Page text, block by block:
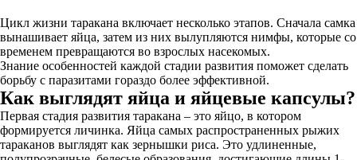
Цикл жизни таракана включает несколько этапов. Сначала самка
вынашивает яйца, затем из них вылупляются нимфы, которые со
временем превращаются во взрослых насекомых.
Знание особенностей каждой стадии развития поможет сделать
борьбу с паразитами гораздо более эффективной.
Как выглядят яйца и яйцевые капсулы?
Первая стадия развития таракана – это яйцо, в котором
формируется личинка. Яйца самых распространенных рыжих
тараканов выглядят как зернышки риса. Это удлиненные,